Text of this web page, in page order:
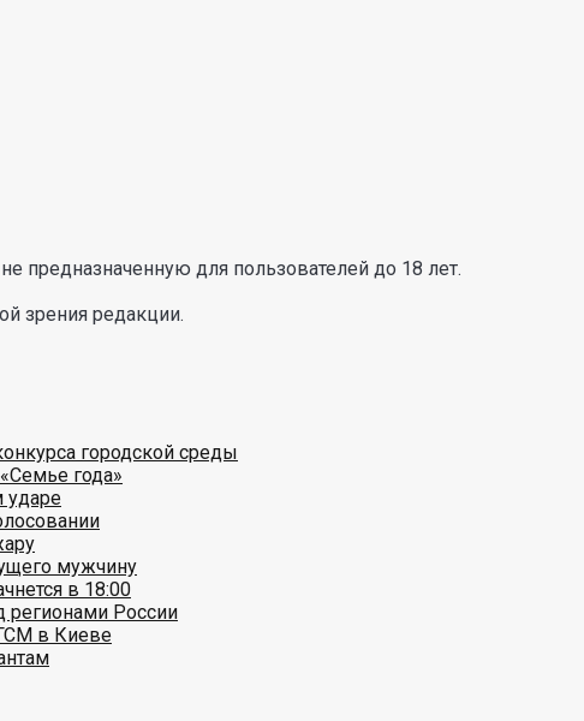
предназначенную для пользователей до 18 лет.
зрения редакции.
городской среды
года»
ударе
мужчину
в 18:00
регионами России
в Киеве